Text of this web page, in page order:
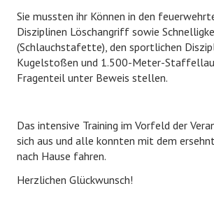
EHRENABTEILUNG
NOTRUF 112
Sie mussten ihr Können in den
Disziplinen Löschangriff sowie
(Schlauchstafette), den sportlichen
Kugelstoßen und 1.500-Meter-
Fragenteil unter Beweis stellen.
Das intensive Training im Vorfeld der
sich aus und alle konnten mit dem
nach Hause fahren.
Herzlichen Glückwunsch!